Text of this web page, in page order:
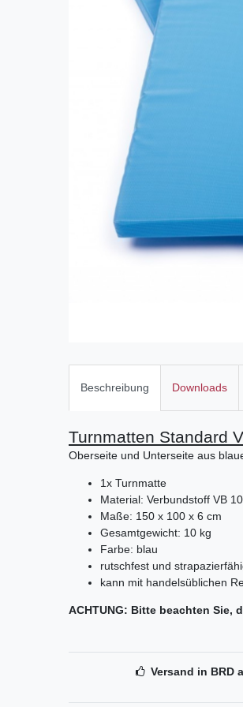
Beschreibung Downloads
Turnmatten Standard
Oberseite und Unterseite aus
1x Turnmatte
Material: Verbundstoff VB
Maße: 150 x 100 x 6 cm
Gesamtgewicht: 10 kg
Farbe: blau
rutschfest und
kann mit handelsüblichen
ACHTUNG: Bitte beachten Sie,
Versand in BRD